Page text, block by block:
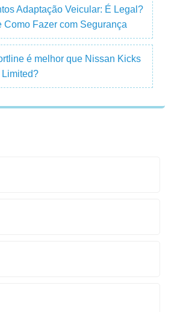
Adaptação Veicular: É Legal?
Como Fazer com Segurança
é melhor que Nissan Kicks
Limited?